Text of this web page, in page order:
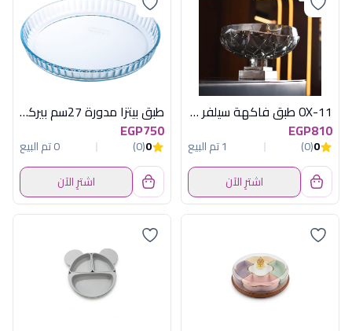
OX-11 طبق فاكهة سيلفر اكسفورد
EGP810
0
(0)
1 تم البيع
اشترِ الآن
طبق بيتزا مدورة 27سم بيركس
EGP750
0
(0)
0 تم البيع
اشترِ الآن